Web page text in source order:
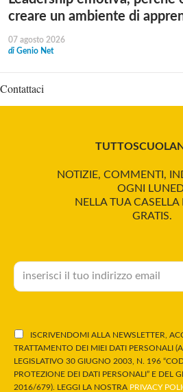
creare un ambiente di
07 agosto 2026
di Genio Net
Contattaci
NOTIZIE, COMMENTI,
OGNI
NELLA TUA CASELLA
GRATIS.
ISCRIVENDOMI ALLA NEWSLETTER,
TRATTAMENTO DEI MIEI DATI PERSONALI
LEGISLATIVO 30 GIUGNO 2003, N. 196
PROTEZIONE DEI DATI PERSONALI” E DEL
2016/679). LEGGI LA NOSTRA PRIVACY